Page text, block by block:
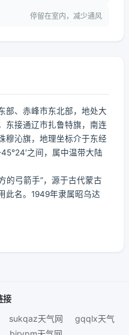
停留在室内，减少通风
部、赤峰市东北部，地处大
东接通辽市扎鲁特旗，南连
穆沁旗，地理坐标介于东经
之间，属中温带大陆
的弓箭手”，源于古代蒙古
此名。1949年隶属昭乌达
接
sukqaz天气网
gqqlx天气